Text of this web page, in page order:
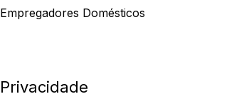
Empregadores Domésticos
Privacidade